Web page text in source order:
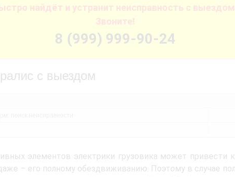
найдёт и устранит неисправность с
Звоните!
8 (999) 999-90-24
с выездом
элементов электрики грузовика может привести
– его полному обездвиживанию. Поэтому в случае